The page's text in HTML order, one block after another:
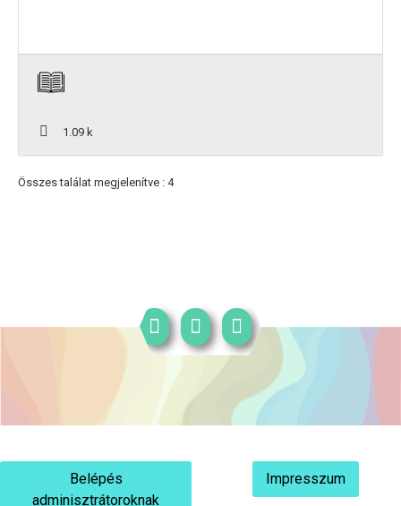
1.09 k
Összes találat megjelenítve : 4
Belépés
adminisztrátoroknak
Impresszum